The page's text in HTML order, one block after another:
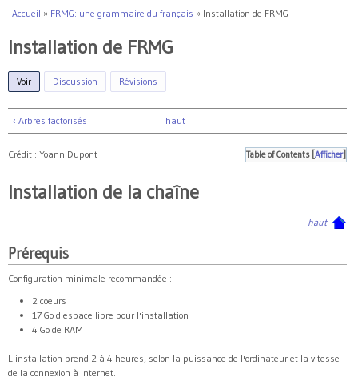
Vous êtes ici
Accueil » FRMG: une grammaire du français » Installation de FRMG
Installation de FRMG
Voir (onglet actif)
Discussion Révisions
‹ Arbres factorisés haut
Table of Contents[ Afficher]
Crédit : Yoann Dupont
Installation de la chaîne
haut
Prérequis
Configuration minimale recommandée :
2 coeurs
17 Go d'espace libre pour l'installation
4 Go de RAM
L'installation prend 2 à 4 heures, selon la puissance de l'ordinateur et la vitesse
de la connexion à Internet.